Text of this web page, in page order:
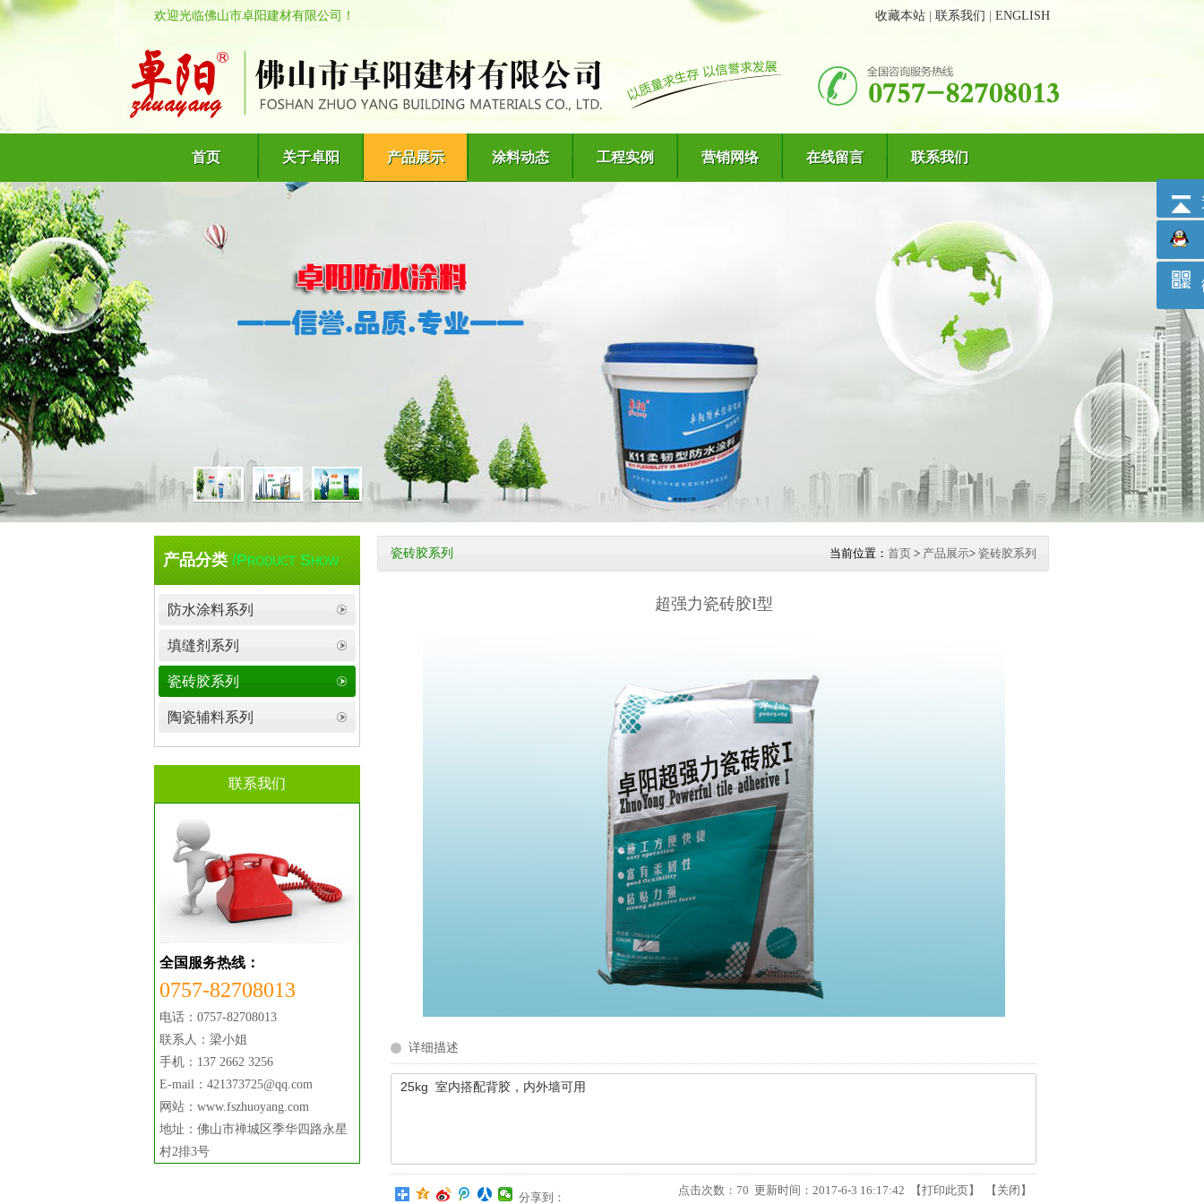
欢迎光临佛山市卓阳建材有限公司！ 收藏本站 联系我们 ENGLISH
首页 关于卓阳 产品展示 涂料动态 工程实例 营销网络 在线留言 联系我们
产品分类 /Product Show
防水涂料系列
填缝剂系列
瓷砖胶系列
陶瓷辅料系列
联系我们
全国服务热线：
0757-82708013
电话：0757-82708013
联系人：梁小姐
手机：137 2662 3256
E-mail：421373725@qq.com
网站：www.fszhuoyang.com
地址：佛山市禅城区季华四路永星
村2排3号
当前位置： 首页 > 产品展示> 瓷砖胶系列
瓷砖胶系列
超强力瓷砖胶I型
详细描述
25kg 室内搭配背胶，内外墙可用
分享到：
点击次数： 70 更新时间：2017-6-3 16:17:42 【打印此页】 【 关闭 】